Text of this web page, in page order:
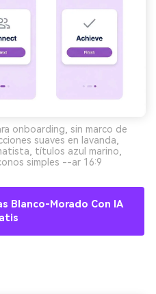
onboarding, sin marco de
suaves en lavanda,
títulos azul marino,
simples --ar 16:9
Blanco-Morado Con IA